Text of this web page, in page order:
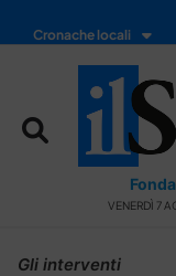
Cronache locali
VENERDÌ 7
Gli interventi